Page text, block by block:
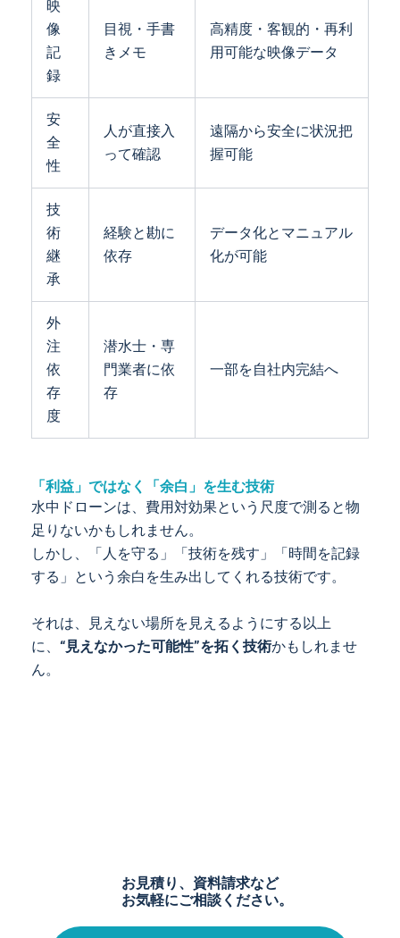
映
像
記
録
目視・手書
きメモ
高精度・客観的・再利
用可能な映像データ
安
全
性
人が直接入
って確認
遠隔から安全に状況把
握可能
技
術
継
承
経験と勘に
依存
データ化とマニュアル
化が可能
外
注
依
存
度
潜水士・専
門業者に依
存
一部を自社内完結へ
「利益」ではなく「余白」を生む技術
水中ドローンは、費用対効果という尺度で測ると物
足りないかもしれません。
しかし、「人を守る」「技術を残す」「時間を記録
する」という余白を生み出してくれる技術です。
それは、見えない場所を見えるようにする以上
に、 “見えなかった可能性”を拓く技術かもしれませ
ん。
お見積り、資料請求など
お気軽にご相談ください。